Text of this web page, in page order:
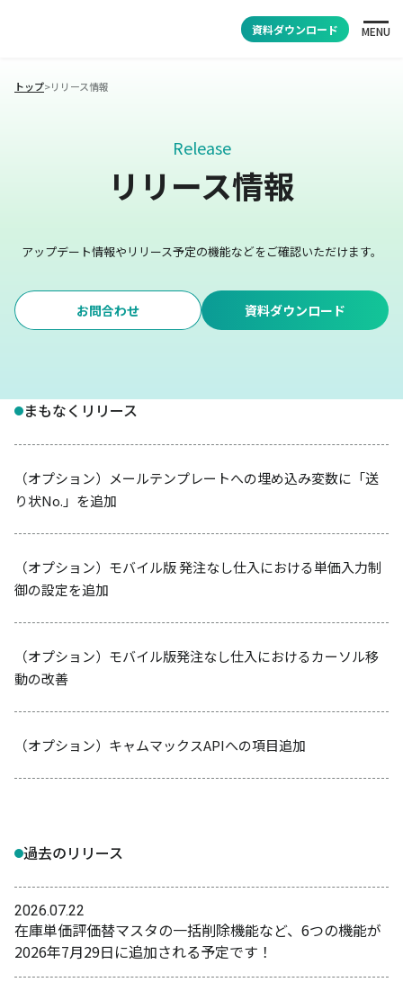
資料ダウンロード MENU
トップ>リリース情報
Release
リリース情報
アップデート情報やリリース予定の機能などをご確認いただけます。
お問合わせ 資料ダウンロード
まもなくリリース
（オプション）メールテンプレートへの埋め込み変数に「送
り状No.」を追加
（オプション）モバイル版 発注なし仕入における単価入力制
御の設定を追加
（オプション）モバイル版発注なし仕入におけるカーソル移
動の改善
（オプション）キャムマックスAPIへの項目追加
過去のリリース
2026.07.22
在庫単価評価替マスタの一括削除機能など、6つの機能が
2026年7月29日に追加される予定です！